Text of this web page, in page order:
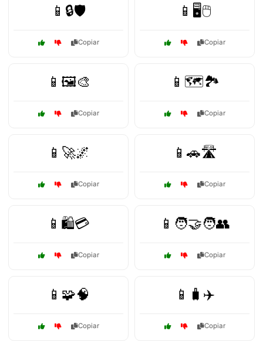
📱🔒🛡️
Copiar
📱🖥️🖱️
Copiar
📱🖼️🎨
Copiar
📱🗺️🏞️
Copiar
📱🚀🌌
Copiar
📱🚗🛣️
Copiar
📱🛍️💳
Copiar
📱🧑‍🤝‍🧑👥
Copiar
📱🧩🧠
Copiar
📱🧳✈️
Copiar